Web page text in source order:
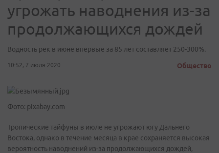
угрожать наводнения из-за
продолжающихся дождей
Водность рек в июне впервые за 85 лет составляет 250-300%.
10:52, 7 июля 2020 Общество
Фото: pixabay.com
Тропические тайфуны в июле не угрожают югу Дальнего
Востока, однако в течение месяца в крае сохраняется высокая
вероятность наводнений из-за продолжающихся дождей,